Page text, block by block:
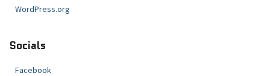
WordPress.org
Socials
Facebook